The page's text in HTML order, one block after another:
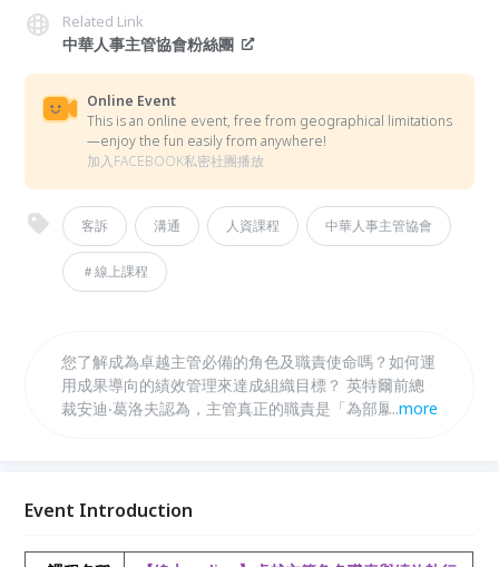
Related Link
中華人事主管協會粉絲團
Online Event
This is an online event, free from geographical limitations
—enjoy the fun easily from anywhere!
加入FACEBOOK私密社團播放
客訴 溝通 人資課程 中華人事主管協會
＃線上課程
您了解成為卓越主管必備的角色及職責使命嗎？如何運
用成果導向的績效管理來達成組織目標？ 英特爾前總
裁安迪‧葛洛夫認為，主管真正的職責是「為部屬的工
您能充分對於主管的使命職責有正確認知、釐清主管角
步動力的技巧，來激勵驅動部屬持續進步，發揮主管最
...more
Event Introduction